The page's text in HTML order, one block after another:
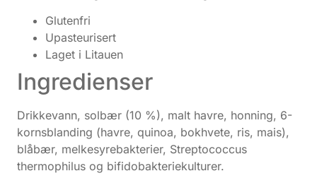
Glutenfri
Upasteurisert
Laget i Litauen
Ingredienser
Drikkevann, solbær (10 %), malt havre, honning, 6-
kornsblanding (havre, quinoa, bokhvete, ris, mais),
blåbær, melkesyrebakterier, Streptococcus
thermophilus og bifidobakteriekulturer.